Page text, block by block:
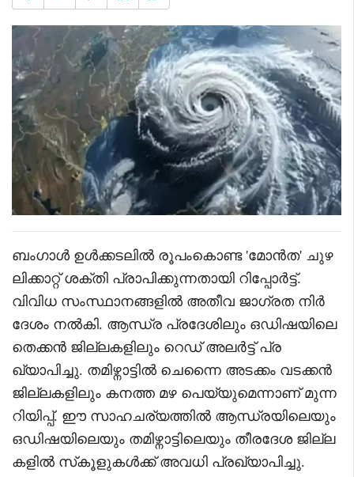
ബംഗാൾ ഉൾക്കടലിൽ രൂപംകൊണ്ട 'മോൻത' ചുഴ
ലിക്കാറ്റ് ശക്തി പ്രാപിക്കുന്നതായി റിപ്പോർട്ട്.
വിവിധ സംസ്ഥാനങ്ങളിൽ അതീവ ജാഗ്രത നിർ
ദേശം നൽകി. ആന്ധ്ര പ്രദേശിലും ഒഡിഷയിലെ
തെക്കൻ ജില്ലകളിലും റെഡ് അലർട്ട് പ്ര
ഖ്യാപിച്ചു. തമിഴ്നാട്ടിൽ ചെന്നൈ അടക്കം വടക്കൻ
ജില്ലകളിലും കനത്ത മഴ പെയ്യുമെന്നാണ് മുന്ന
റിയിപ്പ്. ഈ സാഹചര്യത്തിൽ ആന്ധ്രയിലെയും
ഒഡിഷയിലെയും തമിഴ്നാട്ടിലെയും തീരദേശ ജില്ല
കളിൽ സ്‌കൂളുകൾക്ക് അവധി പ്രഖ്യാപിച്ചു.